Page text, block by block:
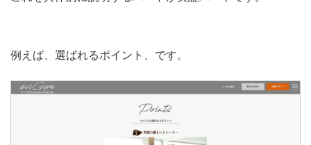
例えば、選ばれるポイント、です。